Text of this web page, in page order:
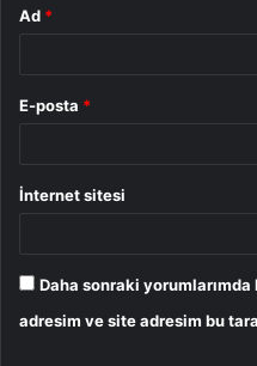
Ad *
E-posta *
İnternet sitesi
Daha sonraki yorumlarımda
adresim ve site adresim bu